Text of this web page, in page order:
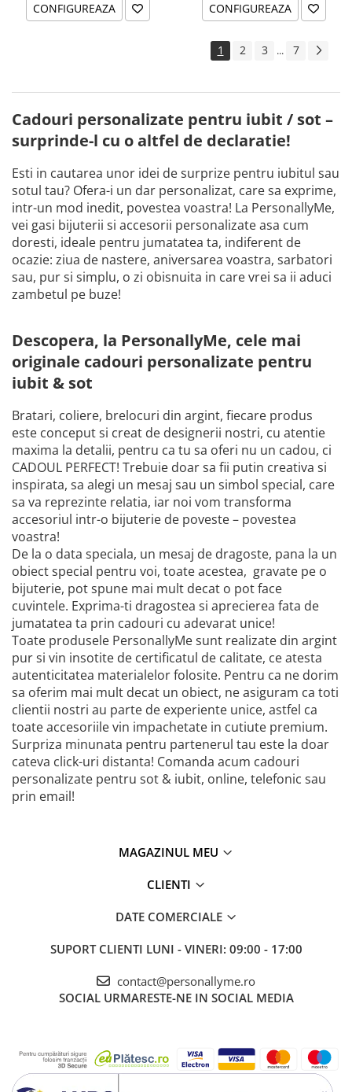
CONFIGUREAZA CONFIGUREAZA
1 2 3 ... 7
Cadouri personalizate pentru iubit / sot –
surprinde-l cu o altfel de declaratie!
Esti in cautarea unor idei de surprize pentru iubitul sau
sotul tau? Ofera-i un dar personalizat, care sa exprime,
intr-un mod inedit, povestea voastra! La PersonallyMe,
vei gasi bijuterii si accesorii personalizate asa cum
doresti, ideale pentru jumatatea ta, indiferent de
ocazie: ziua de nastere, aniversarea voastra, sarbatori
sau, pur si simplu, o zi obisnuita in care vrei sa ii aduci
zambetul pe buze!
Descopera, la PersonallyMe, cele mai
originale cadouri personalizate pentru
iubit & sot
Bratari, coliere, brelocuri din argint, fiecare produs
este conceput si creat de designerii nostri, cu atentie
maxima la detalii, pentru ca tu sa oferi nu un cadou, ci
CADOUL PERFECT! Trebuie doar sa fii putin creativa si
inspirata, sa alegi un mesaj sau un simbol special, care
sa va reprezinte relatia, iar noi vom transforma
accesoriul intr-o bijuterie de poveste – povestea
voastra!
De la o data speciala, un mesaj de dragoste, pana la un
obiect special pentru voi, toate acestea, gravate pe o
bijuterie, pot spune mai mult decat o pot face
cuvintele. Exprima-ti dragostea si aprecierea fata de
jumatatea ta prin cadouri cu adevarat unice!
Toate produsele PersonallyMe sunt realizate din argint
pur si vin insotite de certificatul de calitate, ce atesta
autenticitatea materialelor folosite. Pentru ca ne dorim
sa oferim mai mult decat un obiect, ne asiguram ca toti
clientii nostri au parte de experiente unice, astfel ca
toate accesoriile vin impachetate in cutiute premium.
Surpriza minunata pentru partenerul tau este la doar
cateva click-uri distanta! Comanda acum cadouri
personalizate pentru sot & iubit, online, telefonic sau
prin email!
MAGAZINUL MEU
CLIENTI
DATE COMERCIALE
SUPORT CLIENTI LUNI - VINERI: 09:00 - 17:00
contact@personallyme.ro
SOCIAL URMARESTE-NE IN SOCIAL MEDIA